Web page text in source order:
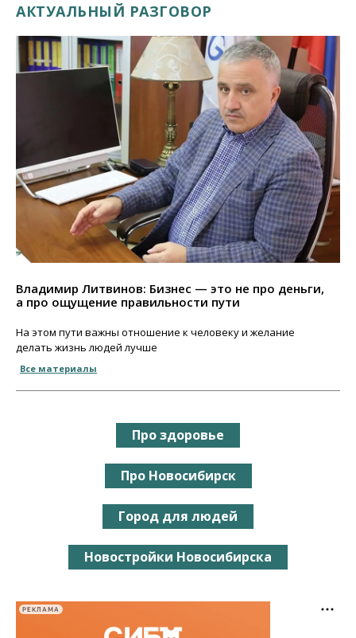
АКТУАЛЬНЫЙ РАЗГОВОР
Владимир Литвинов: Бизнес — это не про деньги,
а про ощущение правильности пути
На этом пути важны отношение к человеку и желание
делать жизнь людей лучше
Все материалы
Про здоровье
Про Новосибирск
Город для людей
Новостройки Новосибирска
РЕКЛАМА